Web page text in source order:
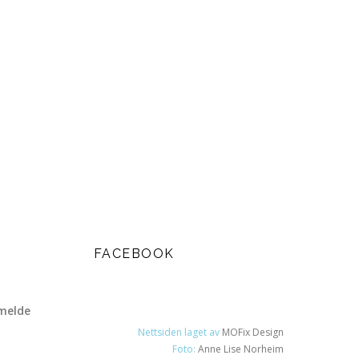
FACEBOOK
Nettsiden laget av MOFix Design
Foto: Anne Lise Norheim